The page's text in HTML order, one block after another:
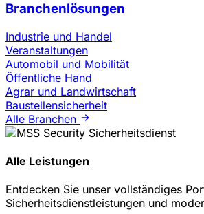
Branchenlösungen
Industrie und Handel
Veranstaltungen
Automobil und Mobilität
Öffentliche Hand
Agrar und Landwirtschaft
Baustellensicherheit
Alle Branchen
Alle Leistungen
Entdecken Sie unser vollständiges
Sicherheitsdienstleistungen und